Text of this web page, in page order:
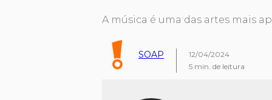
A música é uma das artes mais
SOAP
12/04/2024
5 min. de leitura